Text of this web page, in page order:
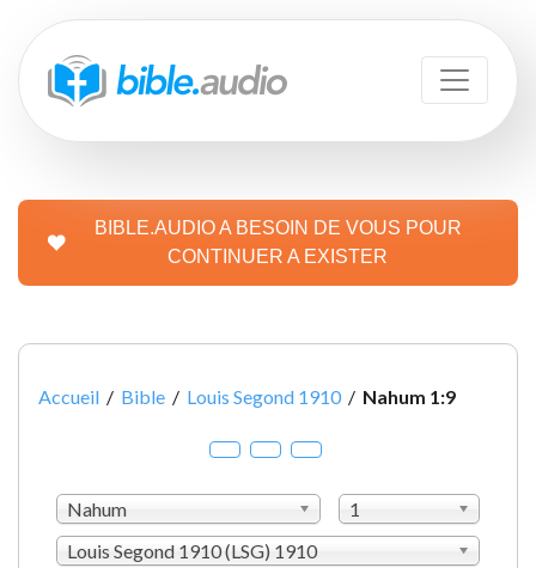
BIBLE.AUDIO A BESOIN DE VOUS POUR
CONTINUER A EXISTER
Accueil / Bible / Louis Segond 1910 / Nahum 1:9
Nahum
1
Louis Segond 1910 (LSG) 1910